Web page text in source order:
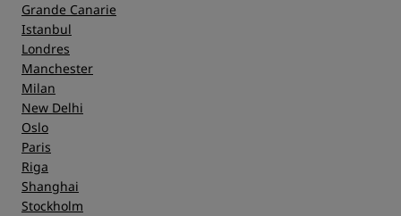
Grande Canarie
Istanbul
Londres
Manchester
Milan
New Delhi
Oslo
Paris
Riga
Shanghai
Stockholm